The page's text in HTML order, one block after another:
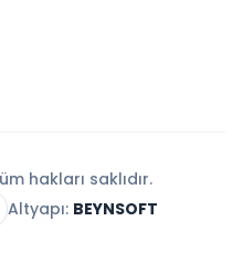
hakları saklıdır.
Altyapı: BEYNSOFT